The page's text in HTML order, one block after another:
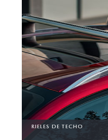
Diseñadas para
recorridos, sin sacrificar
vehículo.
RIELES DE TECHO